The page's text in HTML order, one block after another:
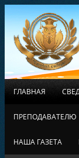
ГЛАВНАЯ
ПРЕПОДАВАТЕЛЮ
НАША ГАЗЕТА